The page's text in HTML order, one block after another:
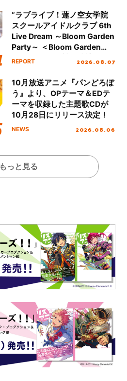
“ラブライブ！蓮ノ空女学院
スクールアイドルクラブ 6th
Live Dream ～Bloom Garden
Party～ ＜Bloom Garden
Party Stage／埼玉公演＞”
REPORT 2026.08.07
10月放送アニメ『パンどろぼ
う』より、OPテーマ＆EDテ
ーマを収録した主題歌CDが
10月28日にリリース決定！
NEWS 2026.08.06
もっと見る